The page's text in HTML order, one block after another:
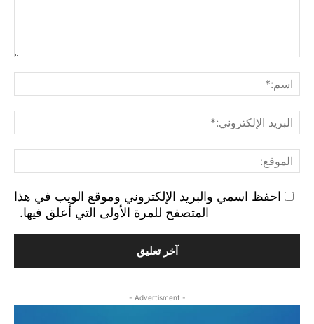
احفظ اسمي والبريد الإلكتروني وموقع الويب في هذا
المتصفح للمرة الأولى التي أعلق فيها.
- Advertisment -